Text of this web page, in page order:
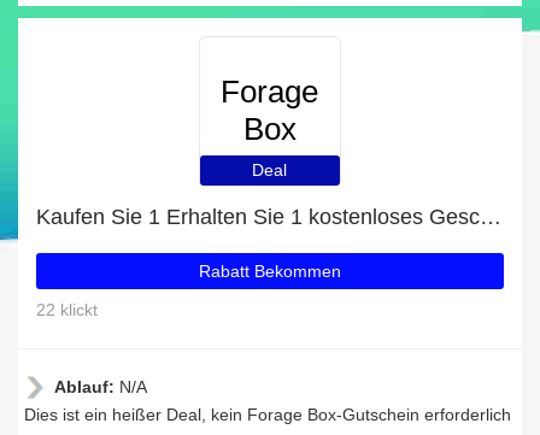
Forage
Box
Deal
Kaufen Sie 1 Erhalten Sie 1 kostenloses Geschenk auf ausgewählte Artikel
Rabatt Bekommen
22 klickt
Ablauf: N/A
Dies ist ein heißer Deal, kein Forage Box-Gutschein erforderlich